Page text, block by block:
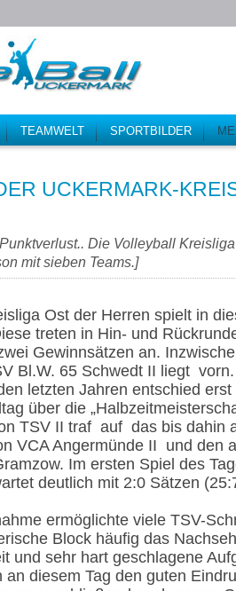
TEAMWELT SPORTBILDER
UCKERMARK-
Die Volleyball
mit sieben Teams.]
Ost der Herren spielt in
treten in Hin- und
Gewinnsätzen an.
Bl.W. 65 Schwedt II liegt
letzten Jahren entschied erst
über die
TSV II traf auf das bis dahin
VCA Angermünde II und den
Im ersten Spiel des
deutlich mit 2:0 Sätzen
ermöglichte viele TSV-
Block häufig das
und sehr hart geschlagene
an diesem Tag den guten